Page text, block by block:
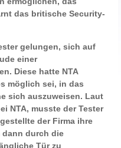
das britische Security-
gelungen, sich auf
einer
Diese hatte NTA
möglich sei, in das
sich auszuweisen. Laut
NTA, musste der Tester
der Firma ihre
dann durch die
Tür zu